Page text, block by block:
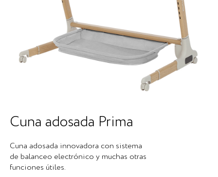
Cuna adosada Prima
Cuna adosada innovadora con sistema
de balanceo electrónico y muchas otras
funciones útiles.